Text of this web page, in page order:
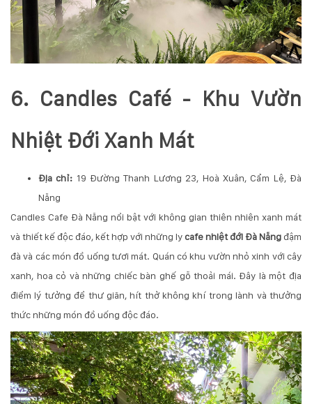
6. Candles Café - Khu Vườn
Nhiệt Đới Xanh Mát
Địa chỉ: 19 Đường Thanh Lương 23, Hoà Xuân, Cẩm Lệ, Đà
Nẵng
Candles Cafe Đà Nẵng nổi bật với không gian thiên nhiên xanh mát
và thiết kế độc đáo, kết hợp với những ly cafe nhiệt đới Đà Nẵngđậm
đà và các món đồ uống tươi mát. Quán có khu vườn nhỏ xinh với cây
xanh, hoa cỏ và những chiếc bàn ghế gỗ thoải mái. Đây là một địa
điểm lý tưởng để thư giãn, hít thở không khí trong lành và thưởng
thức những món đồ uống độc đáo.